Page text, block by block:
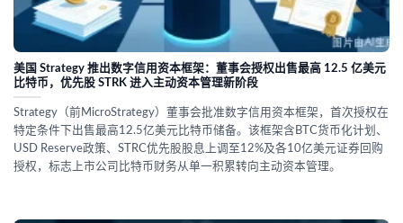
美国 Strategy 推出数字信用资本框架：董事会授权出售最高 12.5 亿美元
比特币，优先股 STRK 进入主动资本管理新阶段
Strategy（前MicroStrategy）董事会批准数字信用资本框架，首次授权在
特定条件下出售最高12.5亿美元比特币储备。该框架含BTC货币化计划、
USD Reserve政策、STRC优先股股息上调至12%及各10亿美元证券回购
授权，标志上市公司比特币财务从单一积累转向主动资本管理。